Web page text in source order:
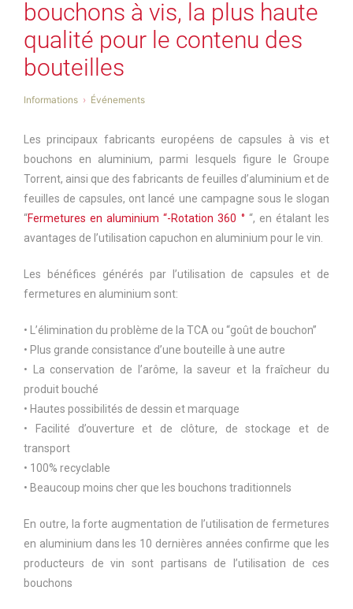
bouchons à vis, la plus haute
qualité pour le contenu des
bouteilles
Informations Événements
Les principaux fabricants européens de capsules à vis et
bouchons en aluminium, parmi lesquels figure le Groupe
Torrent, ainsi que des fabricants de feuilles d’aluminium et de
feuilles de capsules, ont lancé une campagne sous le slogan
“Fermetures en aluminium “-Rotation 360 ° “, en étalant les
avantages de l’utilisation capuchon en aluminium pour le vin.
Les bénéfices générés parl’utilisation de capsules et de
fermetures en aluminium sont:
• L’élimination du problème de la TCA ou “goût de bouchon”
• Plus grande consistance d’une bouteille à une autre
• La conservation de l’arôme, la saveur et la fraîcheur du
produit bouché
• Hautes possibilités de dessin et marquage
• Facilité d’ouverture et de clôture, de stockage et de
transport
• 100% recyclable
• Beaucoup moins cher que les bouchons traditionnels
En outre, la forte augmentation de l’utilisation de fermetures
en aluminium dans les 10 dernières années confirme que les
producteurs de vin sont partisans de l’utilisation de ces
bouchons